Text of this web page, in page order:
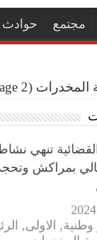
مجتمع حوادث
المخدرات (page 2)
تنهي
بمراكش
وطنية, الاولى,